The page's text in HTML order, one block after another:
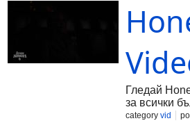
Гледай
за всички
category vid